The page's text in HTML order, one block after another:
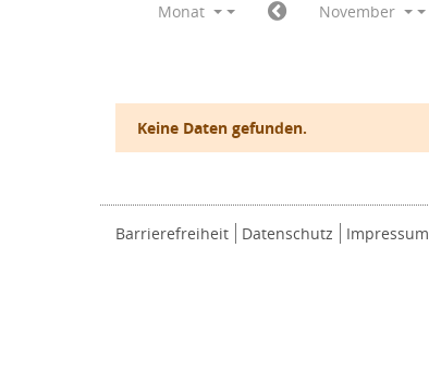
Monat November
Keine Daten gefunden.
Barrierefreiheit Datenschutz Impressum